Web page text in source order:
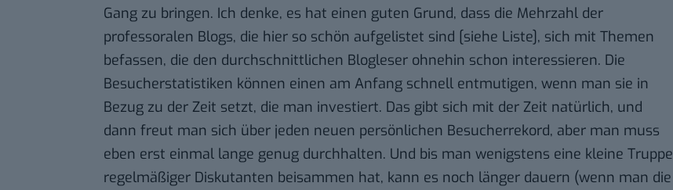
Gang zu bringen. Ich denke, es hat einen guten Grund, dass die Mehrzahl der
professoralen Blogs, die hier so schön aufgelistet sind [siehe Liste], sich mit Themen
befassen, die den durchschnittlichen Blogleser ohnehin schon interessieren. Die
Besucherstatistiken können einen am Anfang schnell entmutigen, wenn man sie in
Bezug zu der Zeit setzt, die man investiert. Das gibt sich mit der Zeit natürlich, und
dann freut man sich über jeden neuen persönlichen Besucherrekord, aber man muss
eben erst einmal lange genug durchhalten. Und bis man wenigstens eine kleine Truppe
regelmäßiger Diskutanten beisammen hat, kann es noch länger dauern (wenn man die